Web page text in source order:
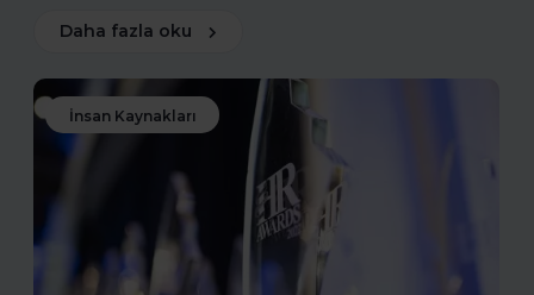
Daha fazla oku
İnsan Kaynakları